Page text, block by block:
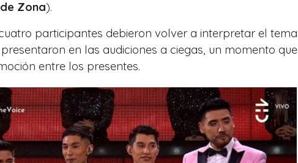
Zona).
participantes debieron volver a interpretar el tema
en las audiciones a ciegas, un momento que
entre los presentes.